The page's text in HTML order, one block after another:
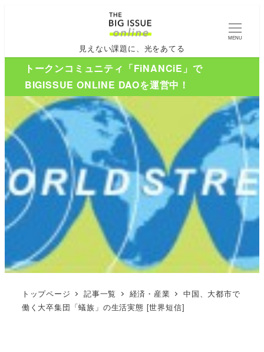
見えない課題に、光をあてる
MENU
トークンコミュニティ「FiNANCiE」で
BIGISSUE ONLINE DAOを運営中！
トップページ 記事一覧 経済・産業
中国、大都市で
働く大卒集団「蟻族」の生活実態 [世界短信]